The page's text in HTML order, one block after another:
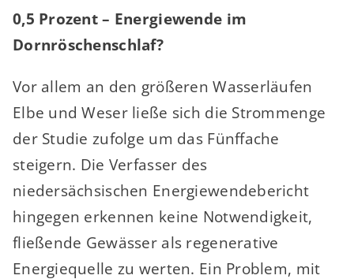
0,5 Prozent – Energiewende im
Dornröschenschlaf?
Vor allem an den größeren Wasserläufen
Elbe und Weser ließe sich die Strommenge
der Studie zufolge um das Fünffache
steigern. Die Verfasser des
niedersächsischen Energiewendebericht
hingegen erkennen keine Notwendigkeit,
fließende Gewässer als regenerative
Energiequelle zu werten. Ein Problem, mit